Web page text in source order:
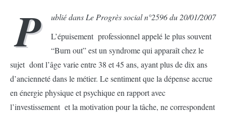
P
ublié dans Le Progrès social n°2596 du 20/01/2007
L’épuisement professionnel appelé le plus souvent
“Burn out” est un syndrome qui apparaît chez le
sujet dont l’âge varie entre 38 et 45 ans, ayant plus de dix ans
d’ancienneté dans le métier. Le sentiment que la dépense accrue
en énergie physique et psychique en rapport avec
l’investissement et la motivation pour la tâche, ne correspondent